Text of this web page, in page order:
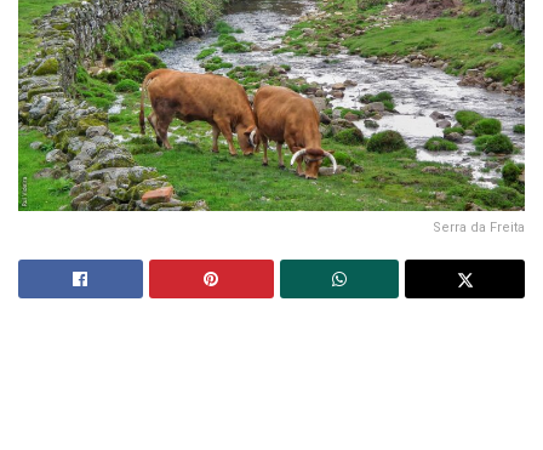
Serra da Freita